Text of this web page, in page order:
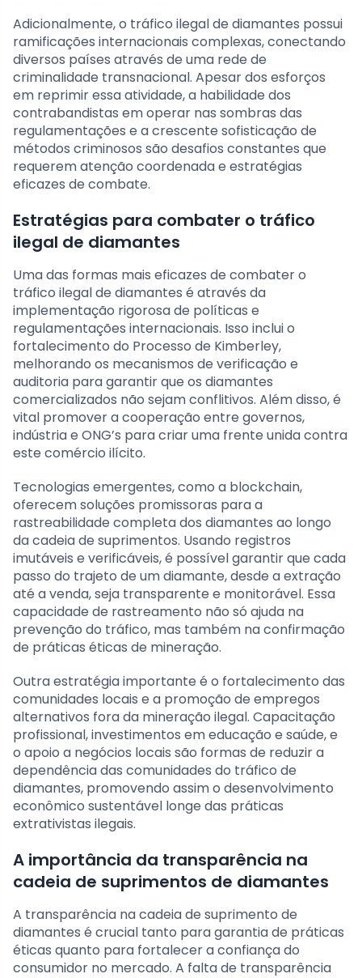
Adicionalmente, o tráfico ilegal de diamantes possui
ramificações internacionais complexas, conectando
diversos países através de uma rede de
criminalidade transnacional. Apesar dos esforços
em reprimir essa atividade, a habilidade dos
contrabandistas em operar nas sombras das
regulamentações e a crescente sofisticação de
métodos criminosos são desafios constantes que
requerem atenção coordenada e estratégias
eficazes de combate.
Estratégias para combater o tráfico
ilegal de diamantes
Uma das formas mais eficazes de combater o
tráfico ilegal de diamantes é através da
implementação rigorosa de políticas e
regulamentações internacionais. Isso inclui o
fortalecimento do Processo de Kimberley,
melhorando os mecanismos de verificação e
auditoria para garantir que os diamantes
comercializados não sejam conflitivos. Além disso, é
vital promover a cooperação entre governos,
indústria e ONG’s para criar uma frente unida contra
este comércio ilícito.
Tecnologias emergentes, como a blockchain,
oferecem soluções promissoras para a
rastreabilidade completa dos diamantes ao longo
da cadeia de suprimentos. Usando registros
imutáveis e verificáveis, é possível garantir que cada
passo do trajeto de um diamante, desde a extração
até a venda, seja transparente e monitorável. Essa
capacidade de rastreamento não só ajuda na
prevenção do tráfico, mas também na confirmação
de práticas éticas de mineração.
Outra estratégia importante é o fortalecimento das
comunidades locais e a promoção de empregos
alternativos fora da mineração ilegal. Capacitação
profissional, investimentos em educação e saúde, e
o apoio a negócios locais são formas de reduzir a
dependência das comunidades do tráfico de
diamantes, promovendo assim o desenvolvimento
econômico sustentável longe das práticas
extrativistas ilegais.
A importância da transparência na
cadeia de suprimentos de diamantes
A transparência na cadeia de suprimento de
diamantes é crucial tanto para garantia de práticas
éticas quanto para fortalecer a confiança do
consumidor no mercado. A falta de transparência